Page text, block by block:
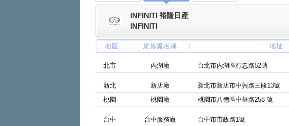
INFINITI 裕隆日產
INFINITI
地區 維修廠名稱 地址
北市 內湖廠 台北市內湖區行忠路52號
新北 新店廠 新北市新店市中興路三段13號
桃園
桃園廠 桃園市八德區中華路258 號
台中 台中服務廠 台中市市政路1號